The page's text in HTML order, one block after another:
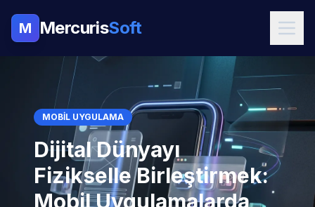
M MercurisSoft
MOBIL UYGULAMA
Dijital Dünyayı
Fizikselle Birleştirmek:
Mobil Uygulamalarda